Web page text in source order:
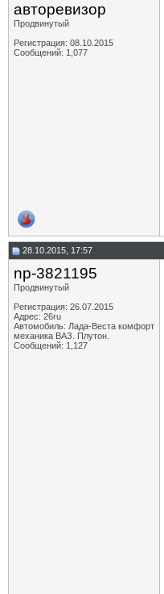
авторевизор
Продвинутый
Регистрация: 08.10.2015
Сообщений: 1,077
28.10.2015, 17:57
np-3821195
Продвинутый
Регистрация: 26.07.2015
Адрес: 26ru
Автомобиль: Лада-Веста комфорт
механика ВАЗ. Плутон.
Сообщений: 1,127